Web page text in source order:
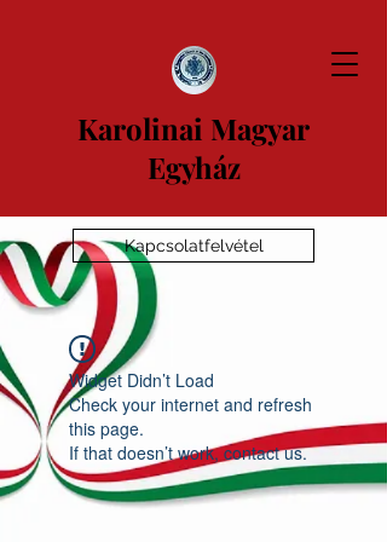
Karolinai Magyar
Egyház
Kapcsolatfelvétel
Widget Didn’t Load
Check your internet and refresh
this page.
If that doesn’t work, contact us.